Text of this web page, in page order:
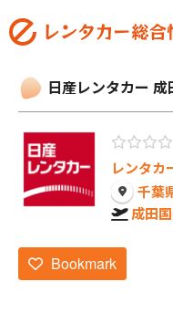
日産レンタカー
レンタカ
千葉
成田
Bookmark